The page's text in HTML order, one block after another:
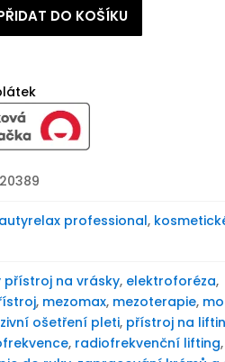
DO KOŠÍKU
professional,
přístroj na vrásky, elektroforéza,
, mezomax, mezoterapie,
ošetření pleti, přístroj na
, radiofrekvenční lifting,